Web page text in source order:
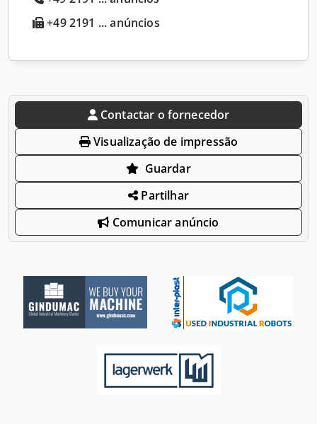
+49 2191 ... anúncios
Contactar o fornecedor
Visualização de impressão
Guardar
Partilhar
Comunicar anúncio